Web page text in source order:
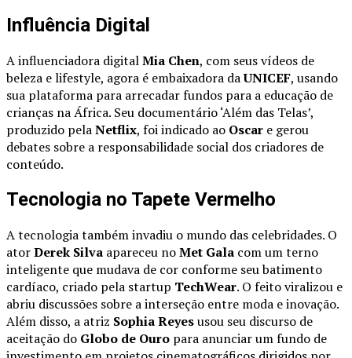
Influência Digital
A influenciadora digitalMia Chen, com seus vídeos de
beleza e lifestyle, agora é embaixadora daUNICEF, usando
sua plataforma para arrecadar fundos para a educação de
crianças na África. Seu documentário ‘Além das Telas’,
produzido pelaNetflix, foi indicado ao Oscar e gerou
debates sobre a responsabilidade social dos criadores de
conteúdo.
Tecnologia no Tapete Vermelho
A tecnologia também invadiu o mundo das celebridades. O
atorDerek Silva apareceu noMet Gala com um terno
inteligente que mudava de cor conforme seu batimento
cardíaco, criado pela startup TechWear. O feito viralizou e
abriu discussões sobre a interseção entre moda e inovação.
Além disso, a atriz Sophia Reyesusou seu discurso de
aceitação do Globo de Ouro para anunciar um fundo de